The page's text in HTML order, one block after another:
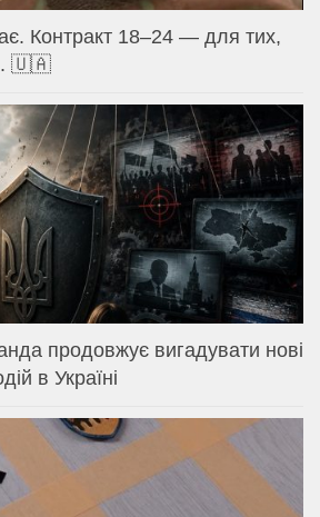
Контракт 18–24 — для тих,
🇺🇦
продовжує вигадувати нові
в Україні